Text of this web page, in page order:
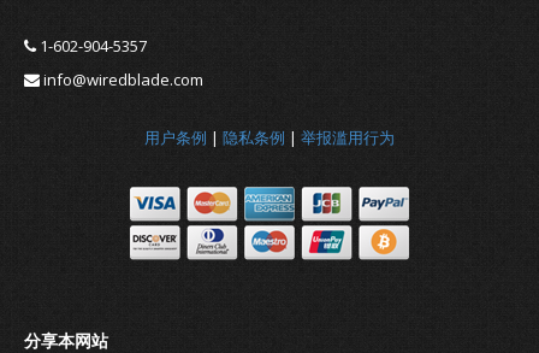
1-602-904-5357
info@wiredblade.com
用户条例 | 隐私条例 | 举报滥用行为